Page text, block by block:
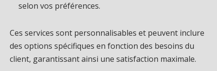
selon vos préférences.
Ces services sont personnalisables et peuvent inclure
des options spécifiques en fonction des besoins du
client, garantissant ainsi une satisfaction maximale.